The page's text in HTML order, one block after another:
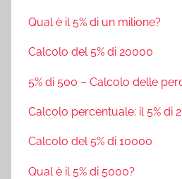
Qual è il 5% di un milione?
Calcolo del 5% di 20000
5% di 500 – Calcolo delle
Calcolo percentuale: il 5% di
Calcolo del 5% di 10000
Qual è il 5% di 5000?